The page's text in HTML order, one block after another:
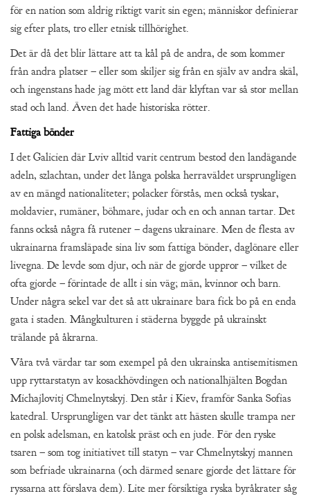
för en nation som aldrig riktigt varit sin egen; människor definierar
sig efter plats, tro eller etnisk tillhörighet.
Det är då det blir lättare att ta kål på de andra, de som kommer
från andra platser – eller som skiljer sig från en själv av andra skäl,
och ingenstans hade jag mött ett land där klyftan var så stor mellan
stad och land. Även det hade historiska rötter.
Fattiga bönder
I det Galicien där Lviv alltid varit centrum bestod den landägande
adeln, szlachtan, under det långa polska herraväldet ursprungligen
av en mängd nationaliteter; polacker förstås, men också tyskar,
moldavier, rumäner, böhmare, judar och en och annan tartar. Det
fanns också några få rutener – dagens ukrainare. Men de flesta av
ukrainarna framsläpade sina liv som fattiga bönder, daglönare eller
livegna. De levde som djur, och när de gjorde uppror – vilket de
ofta gjorde – förintade de allt i sin väg; män, kvinnor och barn.
Under några sekel var det så att ukrainare bara fick bo på en enda
gata i staden. Mångkulturen i städerna byggde på ukrainskt
trälande på åkrarna.
Våra två värdar tar som exempel på den ukrainska antisemitismen
upp ryttarstatyn av kosackhövdingen och nationalhjälten Bogdan
Michajlovitj Chmelnytskyj. Den står i Kiev, framför Sanka Sofias
katedral. Ursprungligen var det tänkt att hästen skulle trampa ner
en polsk adelsman, en katolsk präst och en jude. För den ryske
tsaren – som tog initiativet till statyn – var Chmelnytskyj mannen
som befriade ukrainarna (och därmed senare gjorde det lättare för
ryssarna att förslava dem). Lite mer försiktiga ryska byråkrater såg